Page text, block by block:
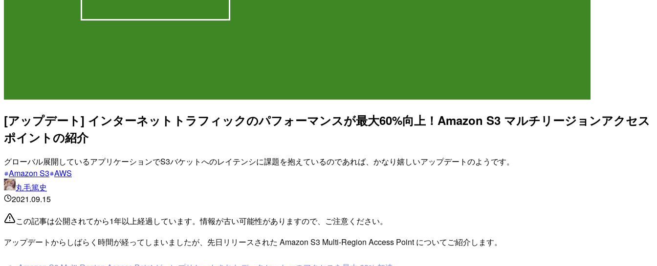
[アップデート] インターネットトラフィックのパフォーマンスが最大60%向上！Amazon S3 マルチリージョンアクセス
ポイントの紹介
グローバル展開しているアプリケーションでS3バケットへのレイテンシに課題を抱えているのであれば、かなり嬉しいアップデートのようです。
Amazon S3 AWS
丸毛篤史
2021.09.15
この記事は公開されてから1年以上経過しています。情報が古い可能性がありますので、ご注意ください。
アップデートからしばらく時間が経ってしまいましたが、先日リリースされた Amazon S3 Multi-Region Access Point についてご紹介します。